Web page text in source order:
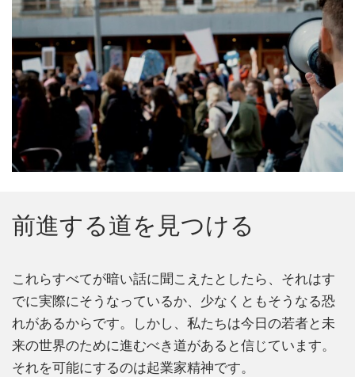
前進する道を見つける
これらすべてが暗い話に聞こえたとしたら、それはす
でに実際にそうなっているか、少なくともそうなる恐
れがあるからです。しかし、私たちは今日の若者と未
来の世界のために進むべき道があると信じています。
それを可能にするのは起業家精神です。